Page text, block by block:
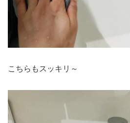
こちらもスッキリ～